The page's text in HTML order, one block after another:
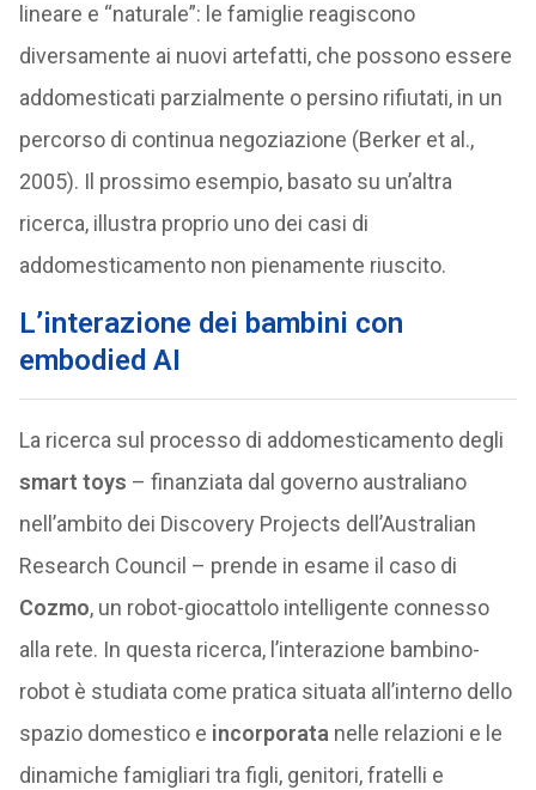
lineare e “naturale”: le famiglie reagiscono
diversamente ai nuovi artefatti, che possono essere
addomesticati parzialmente o persino rifiutati, in un
percorso di continua negoziazione (Berker et al.,
2005). Il prossimo esempio, basato su un’altra
ricerca, illustra proprio uno dei casi di
addomesticamento non pienamente riuscito.
L’interazione dei bambini con
embodied AI
La ricerca sul processo di addomesticamento degli
smart toys – finanziata dal governo australiano
nell’ambito dei Discovery Projects dell’Australian
Research Council – prende in esame il caso di
Cozmo, un robot-giocattolo intelligente connesso
alla rete. In questa ricerca, l’interazione bambino-
robot è studiata come pratica situata all’interno dello
spazio domestico e incorporata nelle relazioni e le
dinamiche famigliari tra figli, genitori, fratelli e